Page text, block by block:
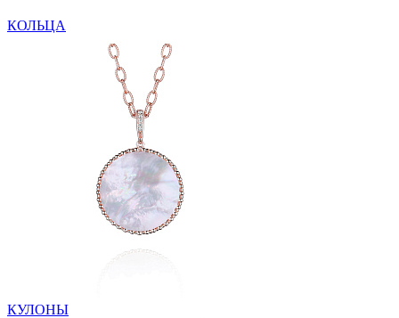
КОЛЬЦА
КУЛОНЫ